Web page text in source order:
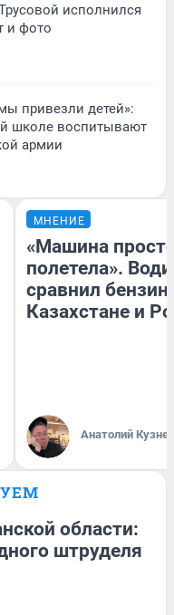
исполнился
и фото
привезли детей»:
школе воспитывают
армии
МНЕНИЕ
«Машина
полетела».
сравнил бензин
Казахстане и
Анатолий
области:
штруделя